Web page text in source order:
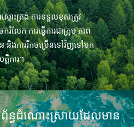
មោះត្រង់ ការទទួលខុសត្រូវ
លែក ការធ្វើការជាក្រុម ភាព
ងការរីកចម្រើនទៅវិញទៅមក
តិការ។
ព័ន្ធដំណោះស្រាយដែលមាន